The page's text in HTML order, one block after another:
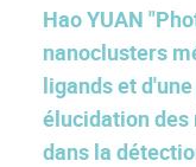
Hao YUAN
nanoclusters
ligands et
élucidation
dans la